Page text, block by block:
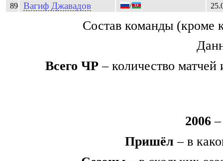
89
Вагиф Джавадов /
Состав команды (кроме
Всего ЧР – количество
2006 –
Пришёл – в